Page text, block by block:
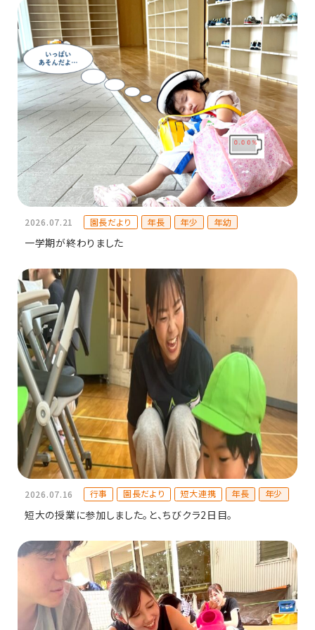
2026.07.21 園長だより 年長 年少 年幼
一学期が終わりました
2026.07.16 行事 園長だより 短大連携 年長 年少
短大の授業に参加しました。と、ちびクラ2日目。